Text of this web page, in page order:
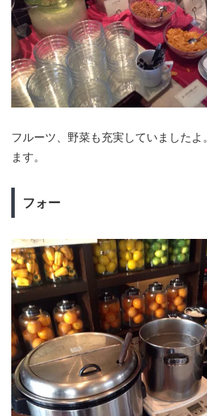
フルーツ、野菜も充実していましたよ
ます。
フォー